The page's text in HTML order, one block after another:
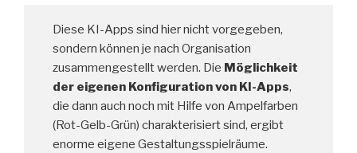
Diese KI-Apps sind hier nicht vorgegeben,
sondern können je nach Organisation
zusammengestellt werden. Die Möglichkeit
der eigenen Konfiguration von KI-Apps,
die dann auch noch mit Hilfe von Ampelfarben
(Rot-Gelb-Grün) charakterisiert sind, ergibt
enorme eigene Gestaltungsspielräume.